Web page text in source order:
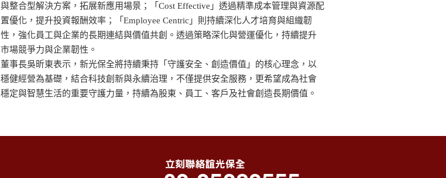
與整合型解決方案，拓展新應用場景；「Cost Effective」透過精準成本管理與資源配
置優化，提升投資報酬效率；「Employee Centric」則持續深化人才培育與組織韌
性，強化員工與企業的長期連結與價值共創。透過策略深化與營運優化，持續提升
市場競爭力與企業韌性。
董事長吳昕東表示，新光保全將持續秉持「守護安全、創造價值」的核心理念，以
穩健經營為基礎，結合科技創新與永續治理，不僅提供安全服務，更希望成為社會
穩定與智慧生活的重要守護力量，持續為股東、員工、客戶及社會創造長期價值。